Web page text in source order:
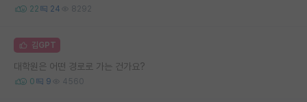
22 24 8292
김GPT
대학원은 어떤 경로로 가는 건가요?
0 9 4560